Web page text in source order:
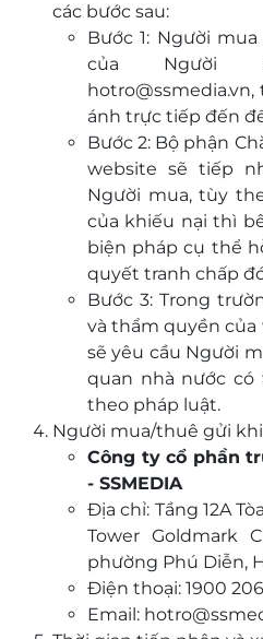
các bước sau:
Bước 1: Người
của Người
ánh trực tiếp đến
Bước 2: Bộ phận
website sẽ tiếp
Người mua, tùy
của khiếu nại thì
biện pháp cụ thể
quyết tranh chấp
Bước 3: Trong
và thẩm quyền
sẽ yêu cầu Người
quan nhà nước
theo pháp luật.
Người mua/thuê gửi
Công ty cổ phần
- SSMEDIA
Địa chỉ: Tầng 12A
Tower Goldmark
phường Phú Diễn,
Điện thoại: 1900
Email: